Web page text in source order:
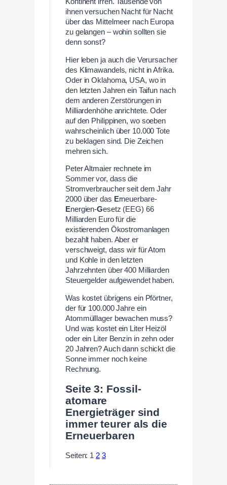
ihnen versuchen Nacht für Nacht
über das Mittelmeer nach Europa
zu gelangen – wohin sollten sie
denn sonst?
Hier leben ja auch die Verursacher
des Klimawandels, nicht in Afrika.
Oder in Oklahoma, USA, wo in
den letzten Jahren ein Taifun nach
dem anderen Zerstörungen in
Milliardenhöhe anrichtete. Oder
auf den Philippinen, wo soeben
wahrscheinlich über 10.000 Tote
zu beklagen sind. Die Zeichen
mehren sich.
Peter Altmaier rechnete im
Sommer vor, dass die
Stromverbraucher seit dem Jahr
2000 über das Erneuerbare-
Energien-Gesetz (EEG) 66
Milliarden Euro für die
existierenden Ökostromanlagen
bezahlt haben. Aber er
verschweigt, dass wir für Atom
und Kohle in den letzten
Jahrzehnten über 400 Milliarden
Steuergelder aufgewendet haben.
Was kostet übrigens ein Pförtner,
der für 100.000 Jahre ein
Atommülllager bewachen muss?
Und was kostet ein Liter Heizöl
oder ein Liter Benzin in zehn oder
20 Jahren? Auch dann schickt die
Sonne immer noch keine
Rechnung.
Seite 3: Fossil-
atomare
Energieträger sind
immer teurer als die
Erneuerbaren
Seiten: 1 2 3